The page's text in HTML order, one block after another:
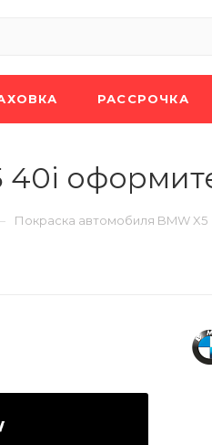
РАССРОЧКА
Покраска автомобиля BMW X5